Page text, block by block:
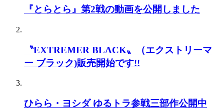
『とらとら』第2戦の動画を公開しました
〝EXTREMER BLACK〟（エクストリーマ
ー ブラック)販売開始です!!
ひらら・ヨシダ ゆるトラ参戦三部作公開中